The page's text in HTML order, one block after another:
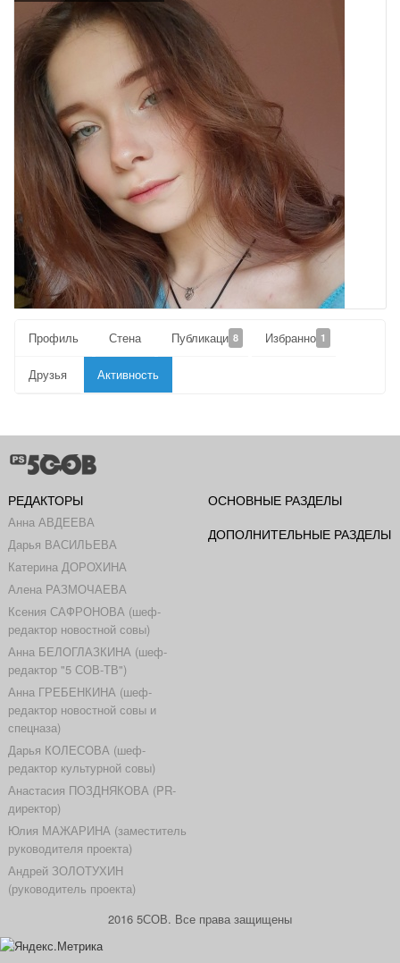
Профиль Стена Публикации8 Избранное1
Друзья Активность
РЕДАКТОРЫ
Анна АВДЕЕВА
Дарья ВАСИЛЬЕВА
Катерина ДОРОХИНА
Алена РАЗМОЧАЕВА
Ксения САФРОНОВА (шеф-
редактор новостной совы)
Анна БЕЛОГЛАЗКИНА (шеф-
редактор "5 СОВ-ТВ")
Анна ГРЕБЕНКИНА (шеф-
редактор новостной совы и
спецназа)
Дарья КОЛЕСОВА (шеф-
редактор культурной совы)
Анастасия ПОЗДНЯКОВА (PR-
директор)
Юлия МАЖАРИНА (заместитель
руководителя проекта)
Андрей ЗОЛОТУХИН
(руководитель проекта)
ОСНОВНЫЕ РАЗДЕЛЫ
ДОПОЛНИТЕЛЬНЫЕ РАЗДЕЛЫ
2016 5СОВ. Все права защищены